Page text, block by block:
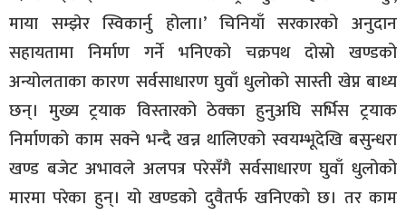
माया सम्झेर स्विकार्नु होला।’ चिनियाँ सरकारको अनुदान
सहायतामा निर्माण गर्ने भनिएको चक्रपथ दोस्रो खण्डको
अन्योलताका कारण सर्वसाधारण घुवाँ धुलोको सास्ती खेप्न बाध्य
छन्। मुख्य ट्रयाक विस्तारको ठेक्का हुनुअघि सर्भिस ट्रयाक
निर्माणको काम सक्ने भन्दै खन्न थालिएको स्वयम्भूदेखि बसुन्धरा
खण्ड बजेट अभावले अलपत्र परेसँगै सर्वसाधारण घुवाँ धुलोको
मारमा परेका हुन्। यो खण्डको दुवैतर्फ खनिएको छ। तर काम